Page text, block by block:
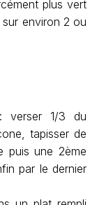
plus vert
environ 2 ou
: verser 1/3 du
tapisser de
puis une 2ème
par le dernier